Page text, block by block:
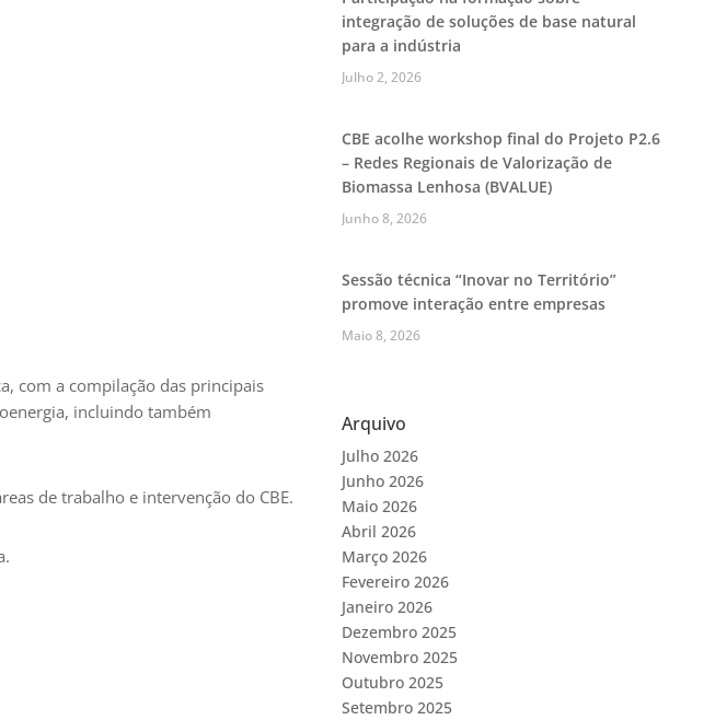
com a compilação das principais
incluindo também
de trabalho e intervenção do CBE.
integração de soluções de base natural
para a indústria
Julho 2, 2026
CBE acolhe workshop final do Projeto P2.6
– Redes Regionais de Valorização de
Biomassa Lenhosa (BVALUE)
Junho 8, 2026
Sessão técnica “Inovar no Território”
promove interação entre empresas
Maio 8, 2026
Arquivo
Julho 2026
Junho 2026
Maio 2026
Abril 2026
Março 2026
Fevereiro 2026
Janeiro 2026
Dezembro 2025
Novembro 2025
Outubro 2025
Setembro 2025